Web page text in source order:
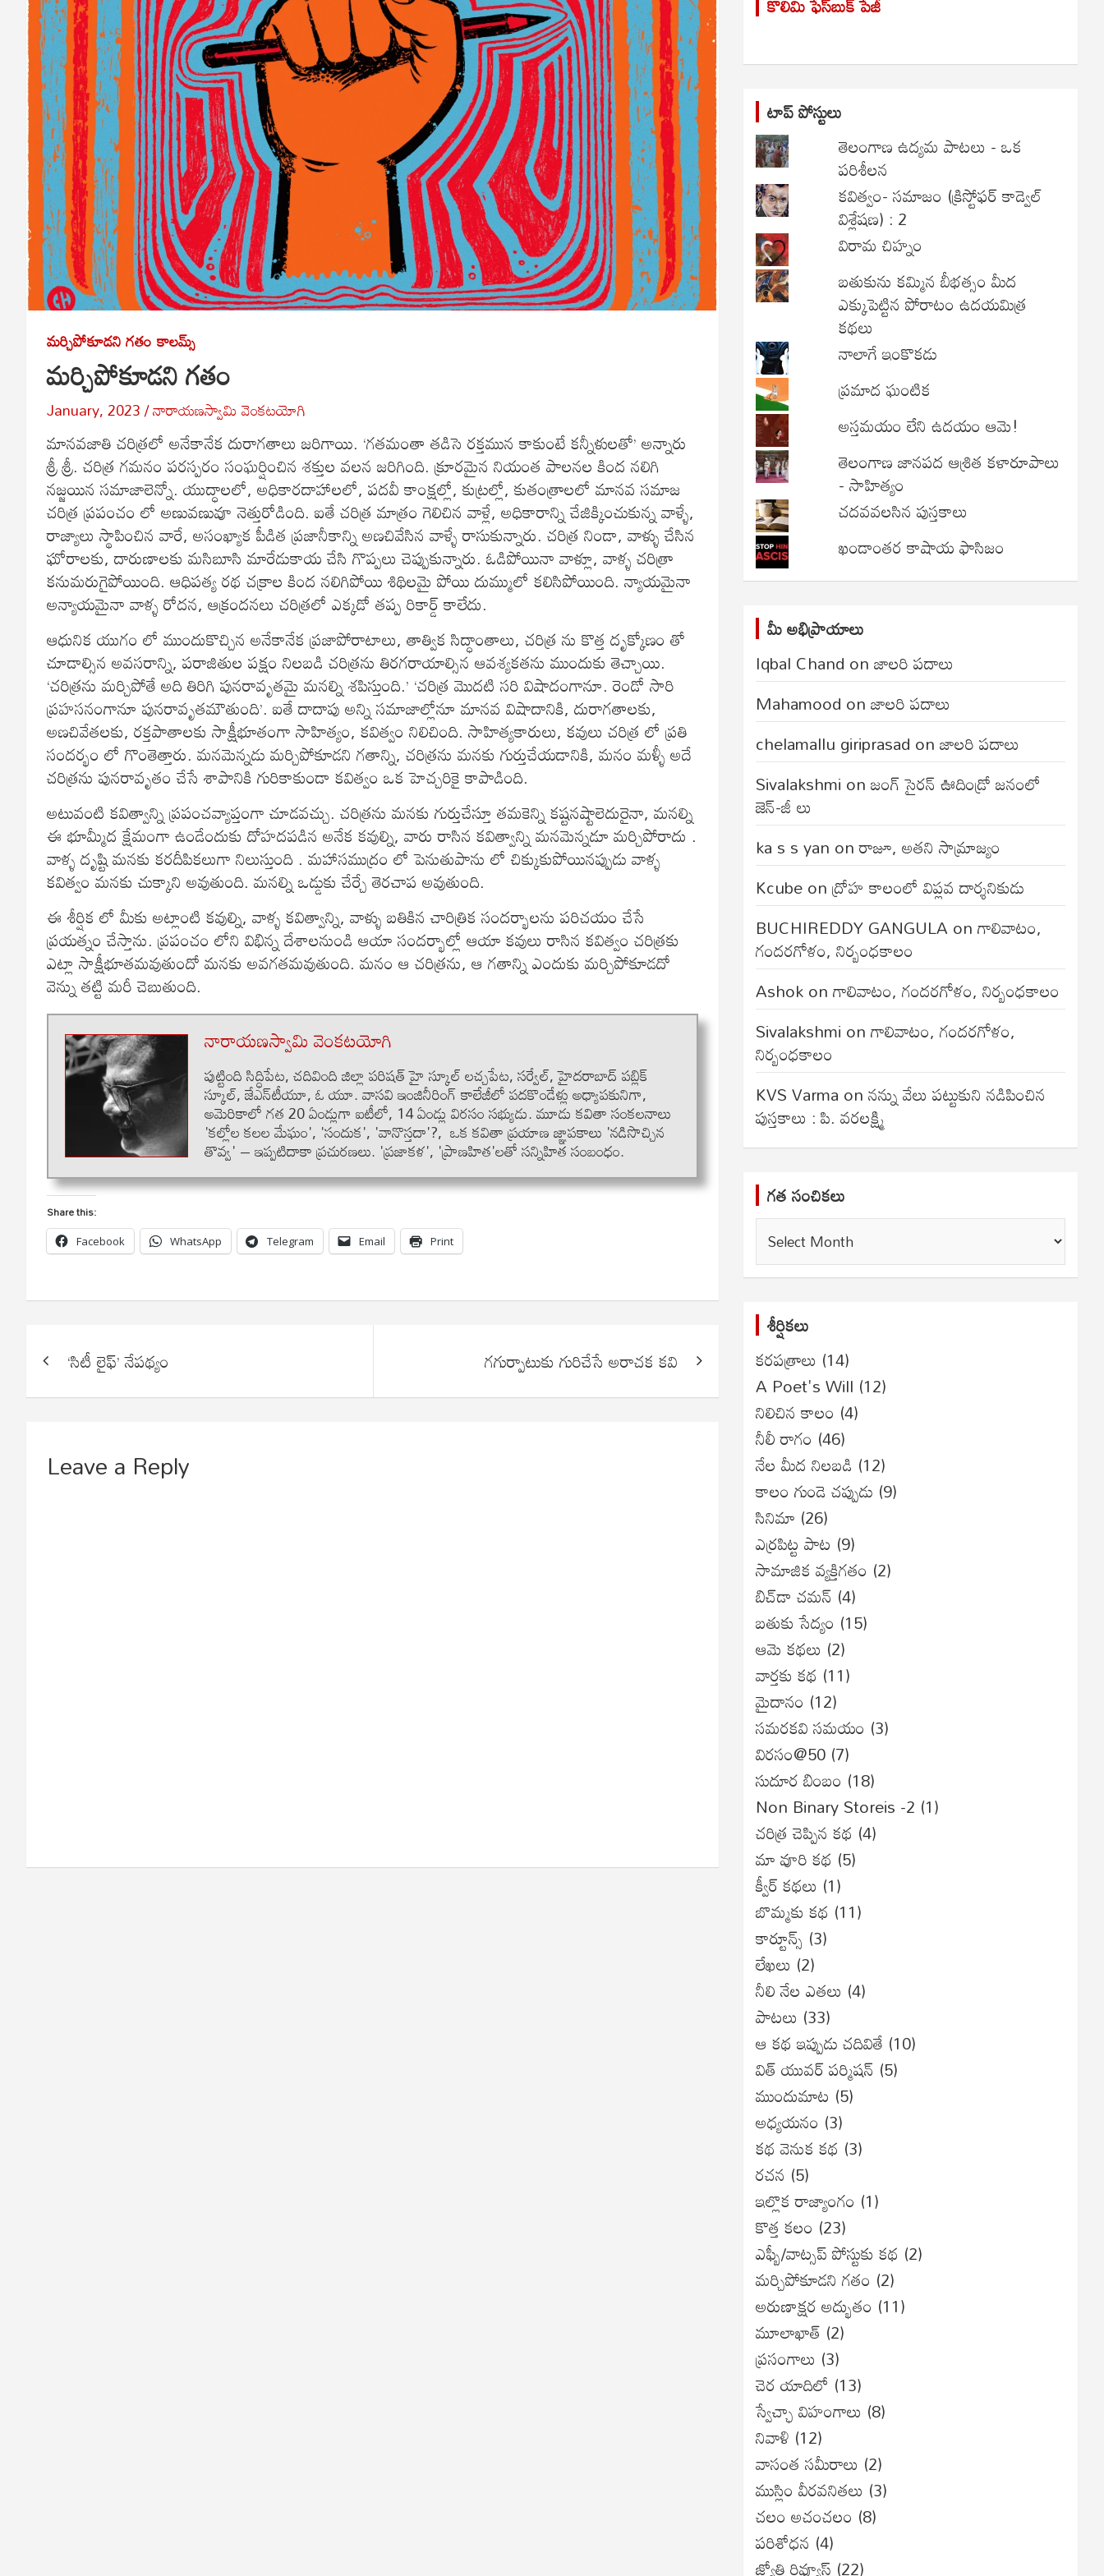
మర్చిపోకూడని గతంకాలమ్స్
మర్చిపోకూడని గతం
January, 2023 నారాయణస్వామి వెంకటయోగి
మానవజాతి చరిత్రలో అనేకానేక దురాగతాలు జరిగాయి. ‘గతమంతా తడిసె రక్తమున కాకుంటే కన్నీళులతో’ అన్నారు
శ్రీ శ్రీ. చరిత్ర గమనం పరస్పరం సంఘర్షించిన శక్తుల వలన జరిగింది. క్రూరమైన నియంత పాలనల కింద నలిగి
నజ్జయిన సమాజాలెన్నో. యుద్ధాలలో, అధికారదాహాలలో, పదవీ కాంక్షల్లో, కుట్రల్లో, కుతంత్రాలలో మానవ సమాజ
చరిత్ర ప్రపంచం లో అణువణువూ నెత్తురోడింది. ఐతే చరిత్ర మాత్రం గెలిచిన వాళ్లే, అధికారాన్ని చేజిక్కించుకున్న వాళ్ళే,
రాజ్యాలు స్థాపించిన వారే, అసంఖ్యాక పీడిత ప్రజానీకాన్ని అణచివేసిన వాళ్ళే రాసుకున్నారు. చరిత్ర నిండా, వాళ్ళు చేసిన
ఘోరాలకు, దారుణాలకు మసిబూసి మారేడుకాయ చేసి గొప్పలు చెప్పుకున్నారు. ఓడిపోయినా వాళ్లూ, వాళ్ళ చరిత్రా
కనుమరుగైపోయింది. ఆధిపత్య రథ చక్రాల కింద నలిగిపోయి శిథిలమై పోయి దుమ్ములో కలిసిపోయింది. న్యాయమైనా
అన్యాయమైనా వాళ్ళ రోదన, ఆక్రందనలు చరిత్రలో ఎక్కడో తప్ప రికార్డ్ కాలేదు.
ఆధునిక యుగం లో ముందుకొచ్చిన అనేకానేక ప్రజాపోరాటాలు, తాత్విక సిద్ధాంతాలు, చరిత్ర ను కొత్త దృక్కోణం తో
చూడాల్సిన అవసరాన్ని, పరాజితుల పక్షం నిలబడి చరిత్రను తిరగరాయాల్సిన ఆవశ్యకతను ముందుకు తెచ్చాయి.
‘చరిత్రను మర్చిపోతే అది తిరిగి పునరావృతమై మనల్ని శపిస్తుంది.’ ‘చరిత్ర మొదటి సరి విషాదంగానూ. రెండో సారి
ప్రహసనంగానూ పునరావృతమౌతుంది’. ఐతే దాదాపు అన్ని సమాజాల్లోనూ మానవ విషాదానికి, దురాగతాలకు,
అణచివేతలకు, రక్తపాతాలకు సాక్షీభూతంగా సాహిత్యం, కవిత్వం నిలిచింది. సాహిత్యకారులు, కవులు చరిత్ర లో ప్రతి
సందర్భం లో గొంతెత్తారు. మనమెన్నడు మర్చిపోకూడని గతాన్ని, చరిత్రను మనకు గుర్తుచేయడానికి, మనం మళ్ళీ అదే
చరిత్రను పునరావృతం చేసే శాపానికి గురికాకుండా కవిత్వం ఒక హెచ్చరికై కాపాడింది.
అటువంటి కవిత్వాన్ని ప్రపంచవ్యాప్తంగా చూడవచ్చు. చరిత్రను మనకు గుర్తుచేస్తూ తమకెన్ని కష్టనష్టాలెదురైనా, మనల్ని
ఈ భూమ్మీద క్షేమంగా ఉండేందుకు దోహదపడిన అనేక కవుల్ని, వారు రాసిన కవిత్వాన్ని మనమెన్నడూ మర్చిపోరాదు .
వాళ్ళ దృష్టి మనకు కరదీపికలుగా నిలుస్తుంది . మహాసముద్రం లో పెనుతుపాను లో చిక్కుకుపోయినప్పుడు వాళ్ళ
కవిత్వం మనకు చుక్కాని అవుతుంది. మనల్ని ఒడ్డుకు చేర్చే తెరచాప అవుతుంది.
ఈ శీర్షిక లో మీకు అట్లాంటి కవుల్ని, వాళ్ళ కవిత్వాన్ని, వాళ్ళు బతికిన చారిత్రిక సందర్భాలను పరిచయం చేసే
ప్రయత్నం చేస్తాను. ప్రపంచం లోని విభిన్న దేశాలనుండి ఆయా సందర్భాల్లో ఆయా కవులు రాసిన కవిత్వం చరిత్రకు
ఎట్లా సాక్షీభూతమవుతుందో మనకు అవగతమవుతుంది. మనం ఆ చరిత్రను, ఆ గతాన్ని ఎందుకు మర్చిపోకూడదో
వెన్ను తట్టి మరీ చెబుతుంది.
నారాయణస్వామి వెంకటయోగి
పుట్టింది సిద్ధిపేట‌, చదివింది జిల్లా ప‌రిష‌త్‌ హై స్కూల్ లచ్చపేట, స‌ర్వేల్‌, హైద‌రాబాద్‌ పబ్లిక్
స్కూల్, జేఎన్‌టీయూ, ఓ యూ. వాసవి ఇంజినీరింగ్ కాలేజీలో పదకొండేళ్లు అధ్యాపకునిగా,
అమెరికాలో గత 20 ఏండ్లుగా ఐటీలో, 14 ఏండ్లు విరసం సభ్యుడు. మూడు కవితా సంకలనాలు
'కల్లోల కలల మేఘం', 'సందుక', 'వానొస్తదా'?, ఒక కవితా ప్రయాణ జ్ఞాపకాలు 'నడిసొచ్చిన
తొవ్వ' – ఇప్పటిదాకా ప్రచురణలు. 'ప్రజాకళ', 'ప్రాణహిత'లతో సన్నిహిత సంబంధం.
Share this:
Facebook WhatsApp Telegram Email Print
navigation
‘సిటీ లైఫ్’ నేపథ్యం గగుర్పాటుకు గురిచేసే అరాచక కవి
Leave a Reply
c
టాప్ పోస్టులు
తెలంగాణ ఉద్యమ పాటలు - ఒక
పరిశీలన
కవిత్వం- సమాజం (క్రిస్టోఫర్ కాడ్వెల్
విశ్లేషణ) : 2
విరామ చిహ్నం
బతుకును కమ్మిన బీభత్సం మీద
ఎక్కుపెట్టిన పోరాటం ఉదయమిత్ర
కథలు
నాలాగే ఇంకొకడు
ప్రమాద ఘంటిక
అస్తమయం లేని ఉదయం ఆమె!
తెలంగాణ జానపద ఆశ్రిత కళారూపాలు
- సాహిత్యం
చదవవలసిన పుస్తకాలు
ఖండాంతర కాషాయ ఫాసిజం
మీ అభిప్రాయాలు
Iqbal Chand onజాలరి పదాలు
Mahamood onజాలరి పదాలు
chelamallu giriprasad onజాలరి పదాలు
Sivalakshmi onజంగ్‌ సైరన్‌ ఊదిండ్రో జనంలో
జెన్-జీ లు
ka s s yan onరాజూ, అతని సామ్రాజ్యం
Kcubeonద్రోహ కాలంలో విప్లవ దార్శనికుడు
BUCHIREDDY GANGULA onగాలివాటం,
గందరగోళం, నిర్బంధకాలం
Ashokonగాలివాటం, గందరగోళం, నిర్బంధకాలం
Sivalakshmi onగాలివాటం, గందరగోళం,
నిర్బంధకాలం
KVS Varma onనన్ను వేలు పట్టుకుని నడిపించిన
పుస్తకాలు : పి. వరలక్ష్మి
గత సంచికలు
గత
సంచికలు
శీర్షికలు
కరపత్రాలు (14)
A Poet's Will (12)
నిలిచిన కాలం (4)
నీలీ రాగం (46)
నేల మీద నిలబడి (12)
కాలం గుండె చప్పుడు (9)
సినిమా (26)
ఎర్రపిట్ట పాట (9)
సామాజిక వ్యక్తిగతం (2)
బిచ్‌డా చమన్ (4)
బతుకు సేద్యం (15)
ఆమె కథలు (2)
వార్తకు కథ (11)
మైదానం (12)
సమరకవి సమయం (3)
విరసం@50 (7)
సుదూర బింబం (18)
Non Binary Storeis -2 (1)
చరిత్ర చెప్పిన కథ (4)
మా వూరి కథ (5)
క్వీర్ కథలు (1)
బొమ్మకు కథ (11)
కార్టూన్స్ (3)
లేఖలు (2)
నీలి నేల ఎతలు (4)
పాటలు (33)
ఆ కథ ఇప్పుడు చదివితే (10)
విత్ యువర్ పర్మిషన్ (5)
ముందుమాట (5)
అధ్యయనం (3)
కథ వెనుక కథ (3)
రచన (5)
ఇల్లొక రాజ్యాంగం (1)
కొత్త కలం (23)
ఎఫ్బీ/వాట్సప్ పోస్టుకు కథ (2)
మర్చిపోకూడని గతం (2)
అరుణాక్షర అద్భుతం (11)
మూలాఖాత్ (2)
ప్రసంగాలు (3)
చెర యాదిలో (13)
స్వేచ్ఛా విహంగాలు (8)
నివాళి (12)
వాసంత సమీరాలు (2)
ముస్లిం వీరవనితలు (3)
చలం అచంచలం (8)
ప‌రిశోధ‌న‌ (4)
జ్యోతి రివ్యూస్ (22)